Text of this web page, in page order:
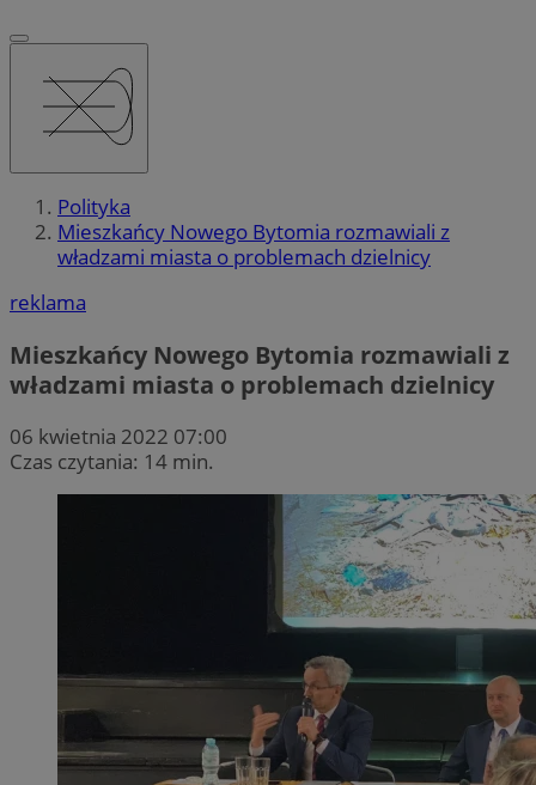
Polityka
Mieszkańcy Nowego Bytomia rozmawiali z
władzami miasta o problemach dzielnicy
reklama
Mieszkańcy Nowego Bytomia rozmawiali z
władzami miasta o problemach dzielnicy
06 kwietnia 2022 07:00
Czas czytania: 14 min.